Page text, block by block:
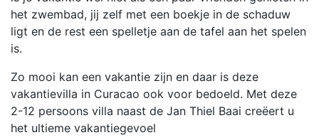
het zwembad, jij zelf met een boekje in de schaduw
ligt en de rest een spelletje aan de tafel aan het spelen
is.
Zo mooi kan een vakantie zijn en daar is deze
vakantievilla in Curacao ook voor bedoeld. Met deze
2-12 persoons villa naast de Jan Thiel Baai creëert u
het ultieme vakantiegevoel